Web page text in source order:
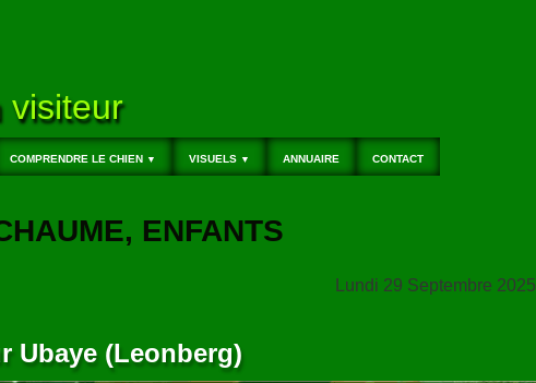
visiteur
COMPRENDRE LE CHIEN ▼ VISUELS ▼ ANNUAIRE CONTACT
ENFANTS
Lundi 29 Septembre 2025
Ubaye (Leonberg)